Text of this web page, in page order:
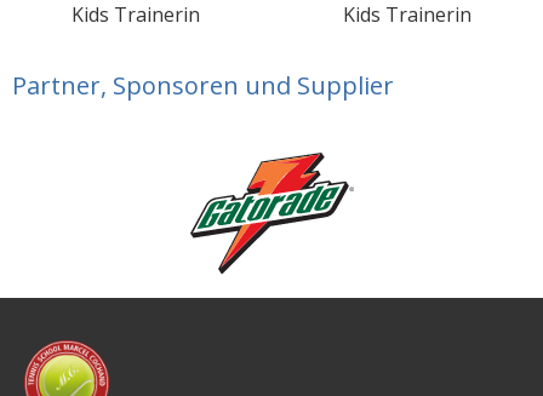
Kids Trainerin Kids Trainerin
Partner, Sponsoren und Supplier